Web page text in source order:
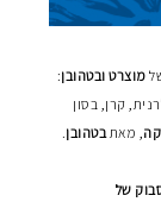
מוצרט ובטהובן:
קרן, בסון
, מאתבטהובן.
של